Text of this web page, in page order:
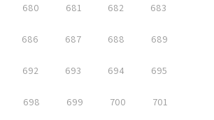
680 681 682 683
686 687 688 689
692 693 694 695
698 699 700 701